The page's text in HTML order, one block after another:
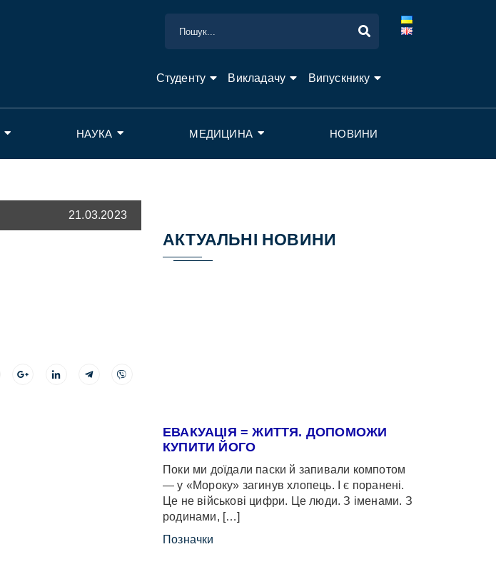
Студенту Викладачу Випускнику
НАУКА МЕДИЦИНА НОВИНИ
21.03.2023
АКТУАЛЬНІ НОВИНИ
ЕВАКУАЦІЯ = ЖИТТЯ. ДОПОМОЖИ
КУПИТИ ЙОГО
Поки ми доїдали паски й запивали компотом
— у «Мороку» загинув хлопець. І є поранені.
Це не військові цифри. Це люди. З іменами. З
родинами, […]
Позначки